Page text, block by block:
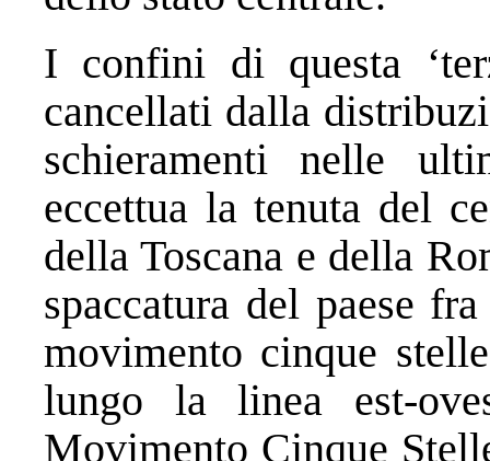
I confini di questa
cancellati dalla
schieramenti nelle
eccettua la tenuta del
della Toscana e della
spaccatura del paese
movimento cinque
lungo la linea est-
Movimento Cinque